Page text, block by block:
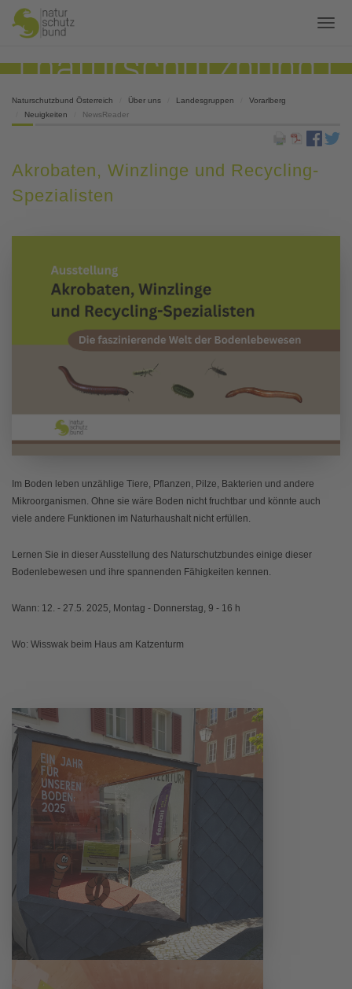
Naturschutzbund Österreich Über uns Landesgruppen
Vorarlberg
Neuigkeiten
NewsReader
Akrobaten, Winzlinge und Recycling-
Spezialisten
Im Boden leben unzählige Tiere, Pflanzen, Pilze, Bakterien und andere
Mikroorganismen. Ohne sie wäre Boden nicht fruchtbar und könnte auch
viele andere Funktionen im Naturhaushalt nicht erfüllen.
Lernen Sie in dieser Ausstellung des Naturschutzbundes einige dieser
Bodenlebewesen und ihre spannenden Fähigkeiten kennen.
Wann: 12. - 27.5. 2025, Montag - Donnerstag, 9 - 16 h
Wo: Wisswak beim Haus am Katzenturm